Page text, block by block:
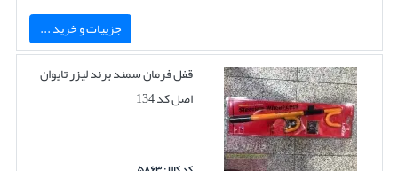
جزییات و خرید ...
قفل فرمان سمند برند لیزر تایوان
اصل کد 134